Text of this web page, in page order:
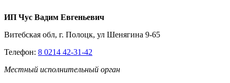
ИП Чус Вадим Евгеньевич
Витебская обл, г. Полоцк, ул Шенягина 9-65
Телефон: 8 0214 42-31-42
Местный исполнительный орган